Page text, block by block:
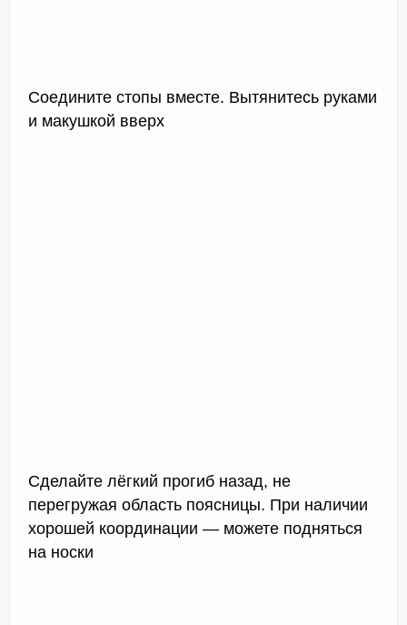
Соедините стопы вместе. Вытянитесь руками
и макушкой вверх
Сделайте лёгкий прогиб назад, не
перегружая область поясницы. При наличии
хорошей координации — можете подняться
на носки